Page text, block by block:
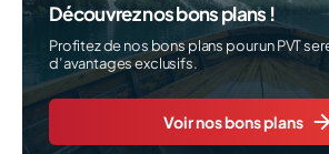
Découvrez nos bons plans !
Profitez de nos bons plans pour un PVT
d’avantages exclusifs.
Voir nos bons plans